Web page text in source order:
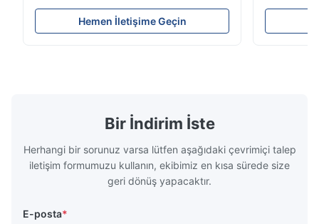
measurement YG60S 60° Economic Gloss
Meter can test material with gloss (0-
200Gu), and universally apply to paint, ink,
Hemen İletişime Geçin
meter Silk
Precision
Bir İndirim İste
Herhangi bir sorunuz varsa lütfen aşağıdaki çevrimiçi talep
iletişim formumuzu kullanın, ekibimiz en kısa sürede size
geri dönüş yapacaktır.
E-posta*